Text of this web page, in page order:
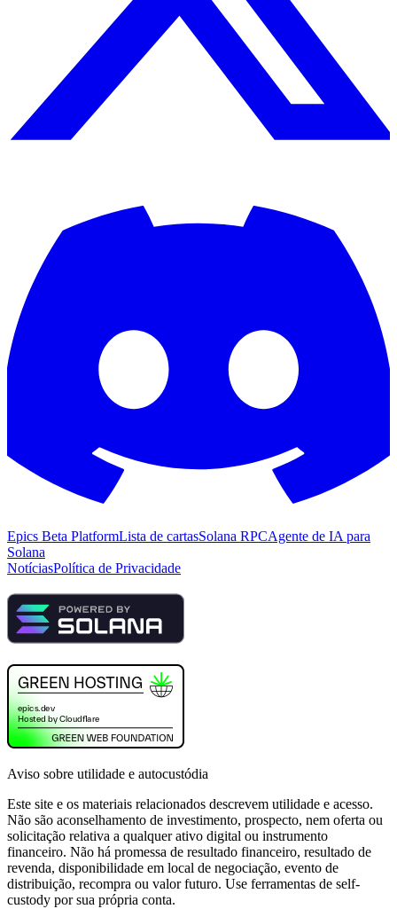
Epics Beta PlatformLista de cartasSolana RPCAgente de IA para
Solana
NotíciasPolítica de Privacidade
Aviso sobre utilidade e autocustódia
Este site e os materiais relacionados descrevem utilidade e acesso.
Não são aconselhamento de investimento, prospecto, nem oferta ou
solicitação relativa a qualquer ativo digital ou instrumento
financeiro. Não há promessa de resultado financeiro, resultado de
revenda, disponibilidade em local de negociação, evento de
distribuição, recompra ou valor futuro. Use ferramentas de self-
custody por sua própria conta.